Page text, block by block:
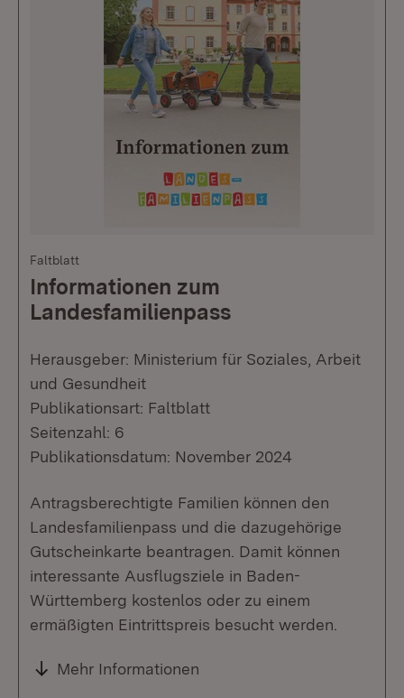
Faltblatt
Informationen zum
Landesfamilienpass
Herausgeber: Ministerium für Soziales, Arbeit
und Gesundheit
Publikationsart: Faltblatt
Seitenzahl: 6
Publikationsdatum: November 2024
Antragsberechtigte Familien können den
Landesfamilienpass und die dazugehörige
Gutscheinkarte beantragen. Damit können
interessante Ausflugsziele in Baden-
Württemberg kostenlos oder zu einem
ermäßigten Eintrittspreis besucht werden.
Mehr Informationen